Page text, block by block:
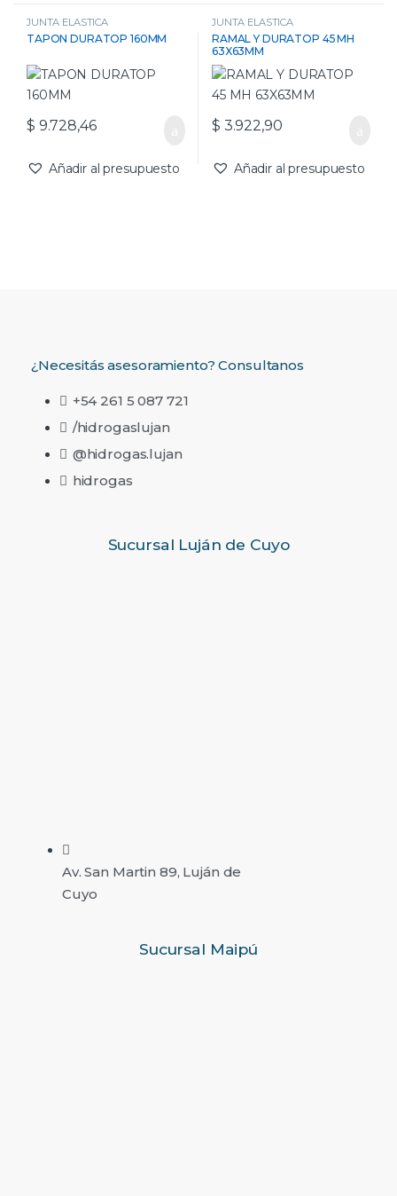
JUNTA ELASTICA
TAPON DURATOP 160MM
$ 9.728,46
Añadir al presupuesto
JUNTA ELASTICA
RAMAL Y DURATOP 45 MH
63X63MM
$ 3.922,90
Añadir al presupuesto
¿Necesitás asesoramiento? Consultanos
+54 261 5 087 721
/hidrogaslujan
@hidrogas.lujan
hidrogas
Sucursal Luján de Cuyo
Av. San Martin 89, Luján de
Cuyo
Sucursal Maipú